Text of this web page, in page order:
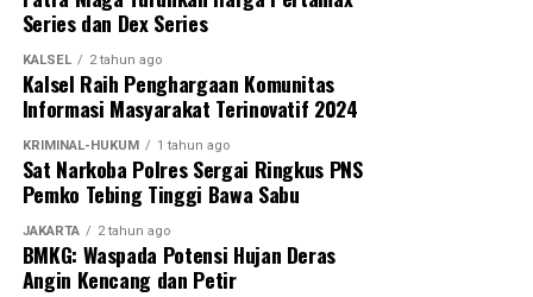
Series dan Dex Series
KALSEL 2 tahun ago
Kalsel Raih Penghargaan Komunitas
Informasi Masyarakat Terinovatif 2024
KRIMINAL-HUKUM 1 tahun ago
Sat Narkoba Polres Sergai Ringkus PNS
Pemko Tebing Tinggi Bawa Sabu
JAKARTA 2 tahun ago
BMKG: Waspada Potensi Hujan Deras
Angin Kencang dan Petir